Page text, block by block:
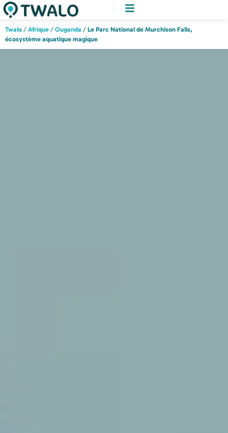
Twalo / Afrique / Ouganda / Le Parc National de Murchison Falls,
écosystème aquatique magique